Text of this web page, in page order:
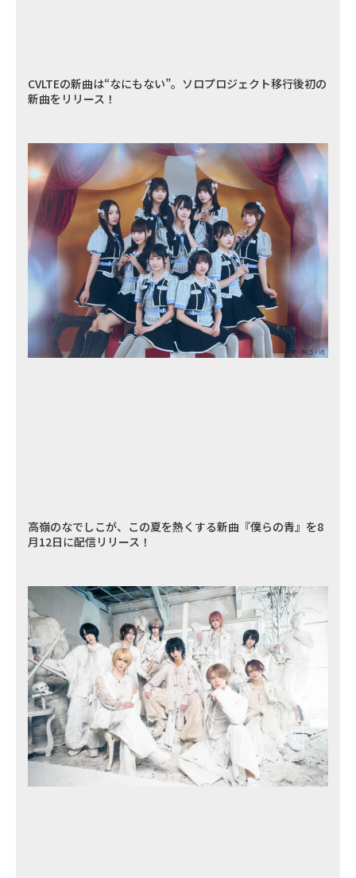
CVLTEの新曲は“なにもない”。ソロプロジェクト移行後初の
新曲をリリース！
高嶺のなでしこが、この夏を熱くする新曲『僕らの青』を8
月12日に配信リリース！